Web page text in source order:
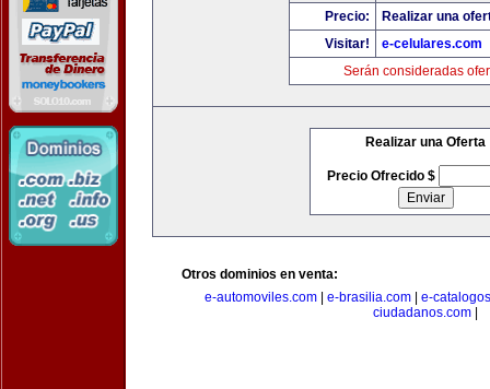
Precio:
Realizar una
Visitar!
e-celulares.com
Serán consideradas
Realizar una Oferta
Precio Ofrecido $
Otros dominios en venta:
e-automoviles.com
e-brasilia.com
e-
ciudadanos.com